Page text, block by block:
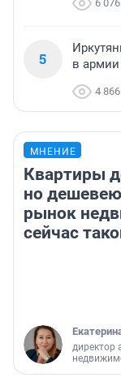
6 076
5
в армии
4 866
МНЕНИЕ
Квартиры
но
рынок
сейчас
директор